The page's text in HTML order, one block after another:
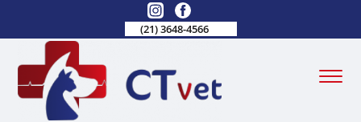
(21) 3648-4566